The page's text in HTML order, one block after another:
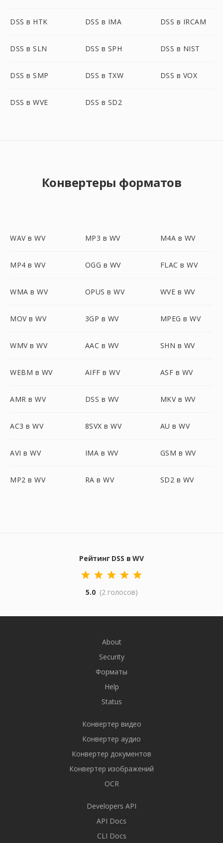
DSS в HTK DSS в IMA DSS в IRCAM
DSS в SLN DSS в SPH DSS в NIST
DSS в SMP DSS в TXW DSS в VOX
DSS в WVE DSS в SD2
Конвертеры форматов
WAV в WV MP3 в WV M4A в WV
MP4 в WV OGG в WV FLAC в WV
WMA в WV OPUS в WV WVE в WV
MOV в WV 3GP в WV MPEG в WV
WMV в WV AAC в WV SHN в WV
WEBM в WV AIFF в WV ASF в WV
AMR в WV DSS в WV MKV в WV
AC3 в WV 8SVX в WV AU в WV
AVI в WV IMA в WV GSM в WV
MP2 в WV RA в WV SD2 в WV
Рейтинг DSS в WV
5.0 (2 голосов)
About
Security
Форматы
Help
Status
Конвертер видео
Конвертер аудио
Конвертер документов
Конвертер изображений
OCR
Developers API
API Docs
CLI Docs